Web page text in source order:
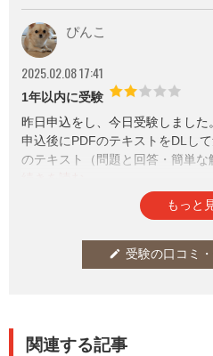
ぴんこ
2025.02.08 17:41
1年以内に受験
昨日申込をし、今日受験しました。
申込後にPDFのテキストをDLし
のテキスト（問題と回答・簡単
1年前から飼い始めた私でも、割
多く、今後の生活で役立つよう
なので、昨日の今日でほぼ正答
タメ問題…）。
もっと
edit 受験の口コミ
関連する記事